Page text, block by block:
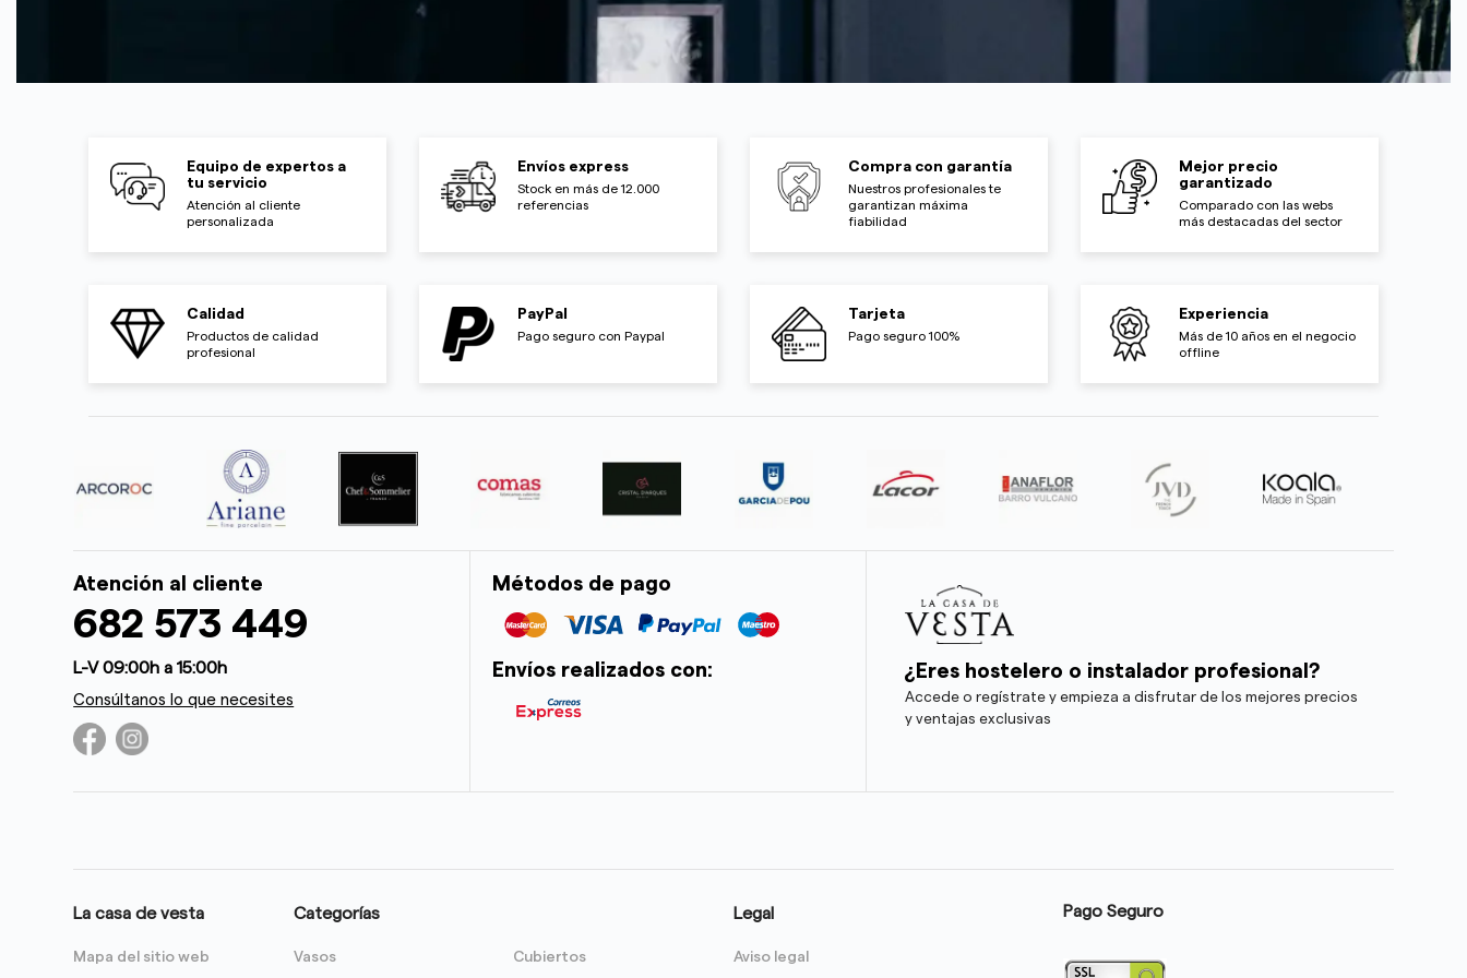
Equipo de expertos a
tu servicio
Atención al cliente
personalizada
Envíos express
Stock en más de 12.000
referencias
Compra con garantía
Nuestros profesionales te
garantizan máxima
fiabilidad
Mejor precio
garantizado
Comparado con las webs
más destacadas del sector
Calidad
Productos de calidad
profesional
PayPal
Pago seguro con Paypal
Tarjeta
Pago seguro 100%
Experiencia
Más de 10 años en el negocio
offline
Atención al cliente
682 573 449
L-V 09:00h a 15:00h
Consúltanos lo que necesites
Métodos de pago
Envíos realizados con: ¿Eres hostelero o instalador profesional?
Accede o regístrate y empieza a disfrutar de los mejores precios
y ventajas exclusivas
La casa de vesta
Mapa del sitio web
Categorías
Vasos Cubiertos
Legal
Aviso legal
Pago Seguro